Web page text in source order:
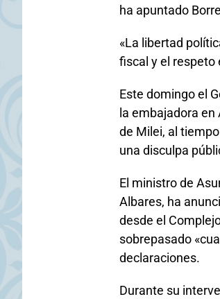
ha apuntado
«La libertad
fiscal y el respeto
Este domingo el
la embajadora
de Milei, al
una disculpa
El ministro de
Albares, ha
desde el
sobrepasado
declaraciones.
Durante su